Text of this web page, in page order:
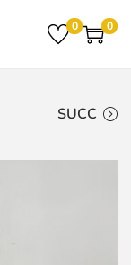
0 0
SUCC